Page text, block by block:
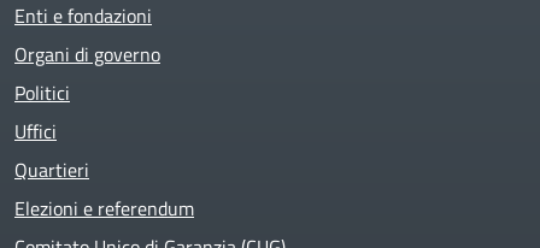
Enti e fondazioni
Organi di governo
Politici
Uffici
Quartieri
Elezioni e referendum